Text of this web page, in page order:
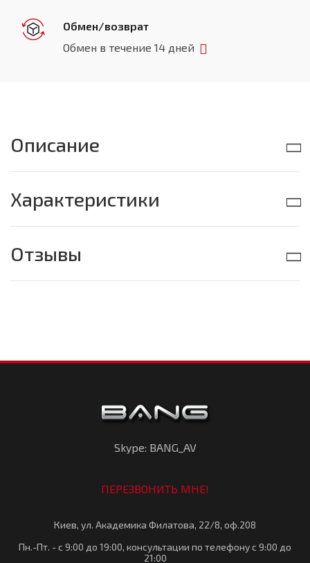
Обмен/возврат
Обмен в течение 14 дней
Описание
Характеристики
Отзывы
Skype: BANG_AV
ПЕРЕЗВОНИТЬ МНЕ!
Киев, ул. Академика Филатова, 22/8, оф.208
Пн.-Пт. - с 9:00 до 19:00, консультации по телефону с 9:00 до
21:00